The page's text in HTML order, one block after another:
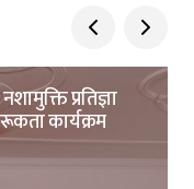
प्रतिज्ञा
कार्यक्रम